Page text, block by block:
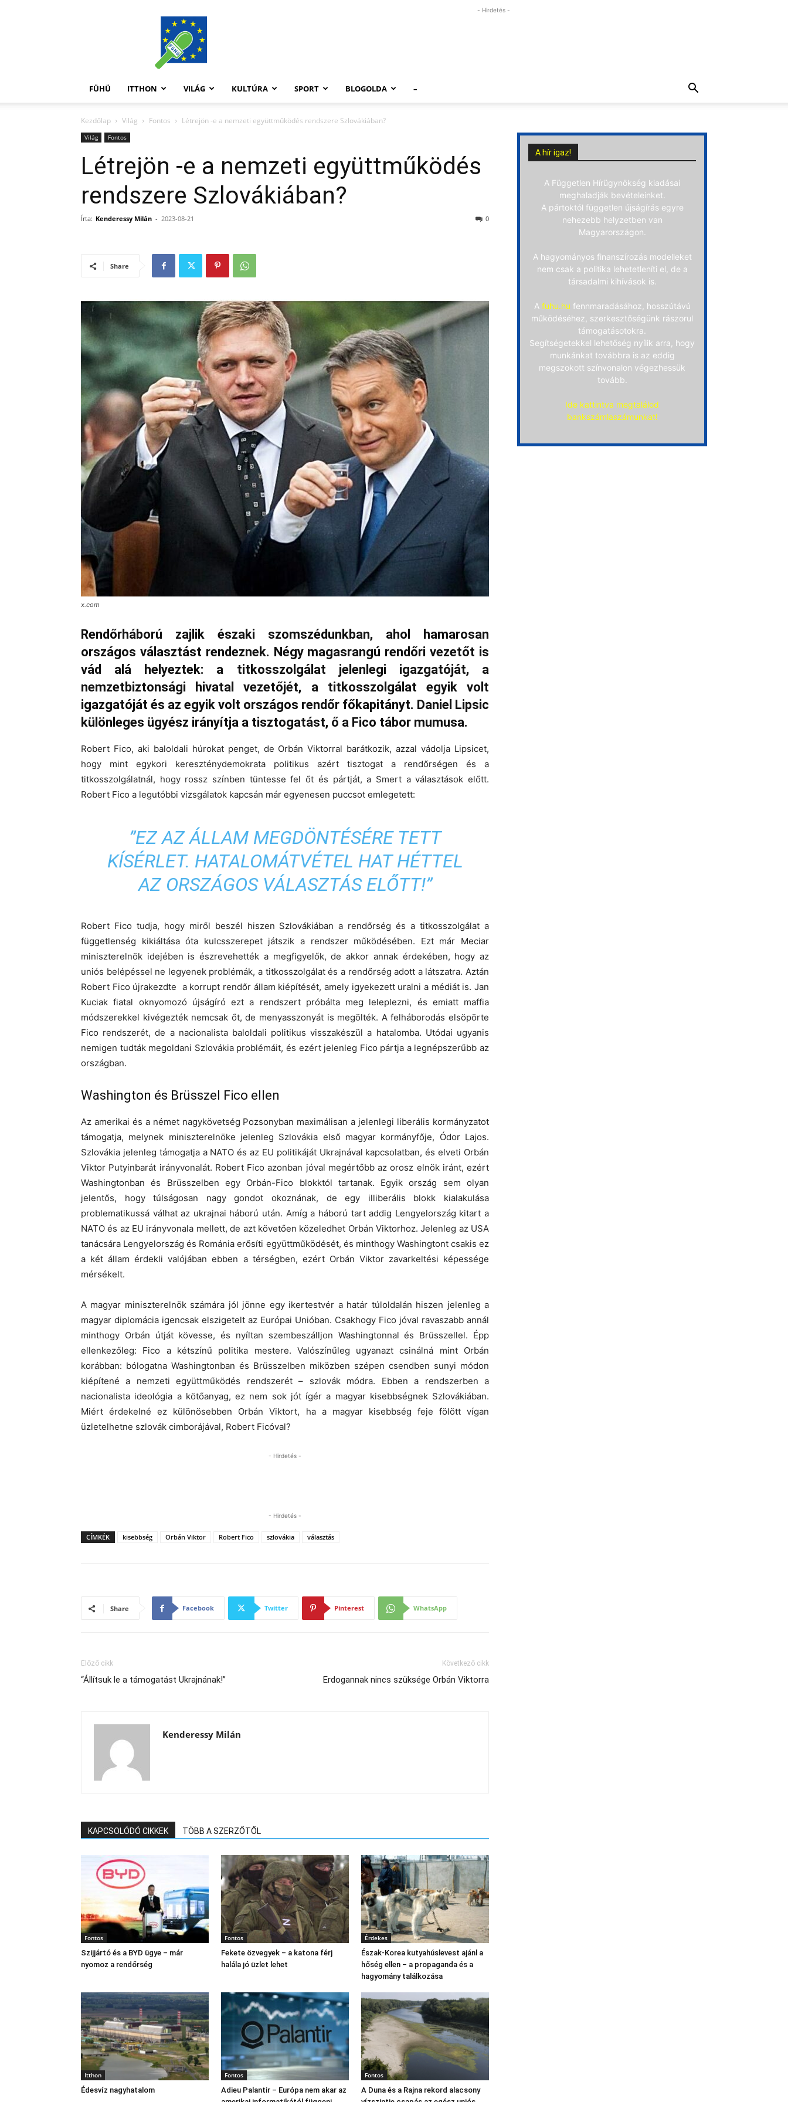
FüHü
- Hirdetés -
FÜHÜ ITTHON VILÁG KULTÚRA SPORT BLOGOLDA –
Kezdőlap Világ Fontos Létrejön -e a nemzeti együttműködés rendszere Szlovákiában?
Világ Fontos
Létrejön -e a nemzeti együttműködés
rendszere Szlovákiában?
Írta: Kenderessy Milán - 2023-08-21 0
Share
x.com
Rendőrháború zajlik északi szomszédunkban, ahol hamarosan
országos választást rendeznek. Négy magasrangú rendőri vezetőt is
vád alá helyeztek: a titkosszolgálat jelenlegi igazgatóját, a
nemzetbiztonsági hivatal vezetőjét, a titkosszolgálat egyik volt
igazgatóját és az egyik volt országos rendőr főkapitányt. Daniel Lipsic
különleges ügyész irányítja a tisztogatást, ő a Fico tábor mumusa.
Robert Fico, aki baloldali húrokat penget, de Orbán Viktorral barátkozik, azzal vádolja Lipsicet,
hogy mint egykori kereszténydemokrata politikus azért tisztogat a rendőrségen és a
titkosszolgálatnál, hogy rossz színben tüntesse fel őt és pártját, a Smert a választások előtt.
Robert Fico a legutóbbi vizsgálatok kapcsán már egyenesen puccsot emlegetett:
”EZ AZ ÁLLAM MEGDÖNTÉSÉRE TETT
KÍSÉRLET. HATALOMÁTVÉTEL HAT HÉTTEL
AZ ORSZÁGOS VÁLASZTÁS ELŐTT!”
Robert Fico tudja, hogy miről beszél hiszen Szlovákiában a rendőrség és a titkosszolgálat a
függetlenség kikiáltása óta kulcsszerepet játszik a rendszer működésében. Ezt már Meciar
miniszterelnök idejében is észrevehették a megfigyelők, de akkor annak érdekében, hogy az
uniós belépéssel ne legyenek problémák, a titkosszolgálat és a rendőrség adott a látszatra. Aztán
Robert Fico újrakezdte a korrupt rendőr állam kiépítését, amely igyekezett uralni a médiát is. Jan
Kuciak fiatal oknyomozó újságíró ezt a rendszert próbálta meg leleplezni, és emiatt maffia
módszerekkel kivégezték nemcsak őt, de menyasszonyát is megölték. A felháborodás elsöpörte
Fico rendszerét, de a nacionalista baloldali politikus visszakészül a hatalomba. Utódai ugyanis
nemigen tudták megoldani Szlovákia problémáit, és ezért jelenleg Fico pártja a legnépszerűbb az
országban.
Washington és Brüsszel Fico ellen
Az amerikai és a német nagykövetség Pozsonyban maximálisan a jelenlegi liberális kormányzatot
támogatja, melynek miniszterelnöke jelenleg Szlovákia első magyar kormányfője, Ódor Lajos.
Szlovákia jelenleg támogatja a NATO és az EU politikáját Ukrajnával kapcsolatban, és elveti Orbán
Viktor Putyinbarát irányvonalát. Robert Fico azonban jóval megértőbb az orosz elnök iránt, ezért
Washingtonban és Brüsszelben egy Orbán-Fico blokktól tartanak. Egyik ország sem olyan
jelentős, hogy túlságosan nagy gondot okoznának, de egy illiberális blokk kialakulása
problematikussá válhat az ukrajnai háború után. Amíg a háború tart addig Lengyelország kitart a
NATO és az EU irányvonala mellett, de azt követően közeledhet Orbán Viktorhoz. Jelenleg az USA
tanácsára Lengyelország és Románia erősíti együttműködését, és minthogy Washingtont csakis ez
a két állam érdekli valójában ebben a térségben, ezért Orbán Viktor zavarkeltési képessége
mérsékelt.
A magyar miniszterelnök számára jól jönne egy ikertestvér a határ túloldalán hiszen jelenleg a
magyar diplomácia igencsak elszigetelt az Európai Unióban. Csakhogy Fico jóval ravaszabb annál
minthogy Orbán útját kövesse, és nyíltan szembeszálljon Washingtonnal és Brüsszellel. Épp
ellenkezőleg: Fico a kétszínű politika mestere. Valószínűleg ugyanazt csinálná mint Orbán
korábban: bólogatna Washingtonban és Brüsszelben miközben szépen csendben sunyi módon
kiépítené a nemzeti együttműködés rendszerét – szlovák módra. Ebben a rendszerben a
nacionalista ideológia a kötőanyag, ez nem sok jót ígér a magyar kisebbségnek Szlovákiában.
Miért érdekelné ez különösebben Orbán Viktort, ha a magyar kisebbség feje fölött vígan
üzletelhetne szlovák cimborájával, Robert Ficóval?
- Hirdetés -
- Hirdetés -
CÍMKÉK kisebbség Orbán Viktor Robert Fico szlovákia választás
Share Facebook Twitter Pinterest WhatsApp
Előző cikk
“Állítsuk le a támogatást Ukrajnának!”
Következő cikk
Erdogannak nincs szüksége Orbán Viktorra
Kenderessy Milán
KAPCSOLÓDÓ CIKKEK TÖBB A SZERZŐTŐL
Fontos
Szijjártó és a BYD ügye – már
nyomoz a rendőrség
Fontos
Fekete özvegyek – a katona férj
halála jó üzlet lehet
Érdekes
Észak‑Korea kutyahúslevest ajánl a
hőség ellen – a propaganda és a
hagyomány találkozása
Itthon
Édesvíz nagyhatalom
Fontos
Adieu Palantir – Európa nem akar az
Fontos
A Duna és a Rajna rekord alacsony
A hír igaz!
A Független Hírügynökség kiadásai
meghaladják bevételeinket.
A pártoktól független újságírás egyre
nehezebb helyzetben van
Magyarországon.
A hagyományos finanszírozás modelleket
nem csak a politika lehetetleníti el, de a
társadalmi kihívások is.
A fuhu.hu fennmaradásához, hosszútávú
működéséhez, szerkesztőségünk rászorul
támogatásotokra.
Segítségetekkel lehetőség nyílik arra, hogy
munkánkat továbbra is az eddig
megszokott színvonalon végezhessük
tovább.
Ide kattintva megtalálod
bankszámlaszámunkat!